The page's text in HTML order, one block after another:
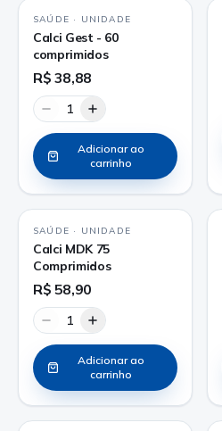
SAÚDE · UNIDADE
Calci Gest - 60
comprimidos
R$ 38,88
1
Adicionar ao
carrinho
SAÚDE · UNIDADE
Calci MDK 75
Comprimidos
R$ 58,90
1
Adicionar ao
carrinho